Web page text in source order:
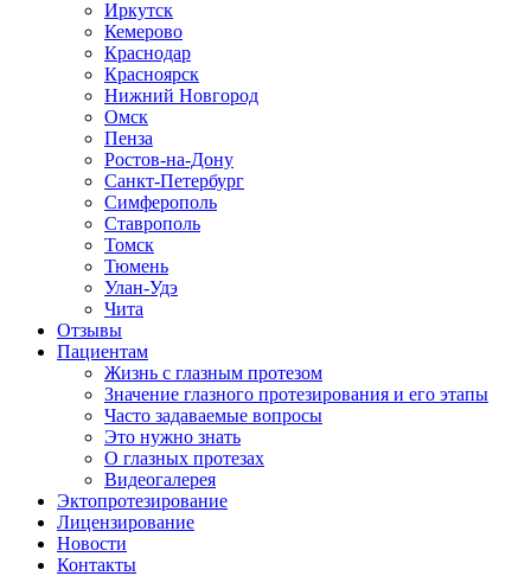
Иркутск
Кемерово
Краснодар
Красноярск
Нижний Новгород
Омск
Пенза
Ростов-на-Дону
Санкт-Петербург
Симферополь
Ставрополь
Томск
Тюмень
Улан-Удэ
Чита
Отзывы
Пациентам
Жизнь с глазным протезом
Значение глазного протезирования и его этапы
Часто задаваемые вопросы
Это нужно знать
О глазных протезах
Видеогалерея
Эктопротезирование
Лицензирование
Новости
Контакты